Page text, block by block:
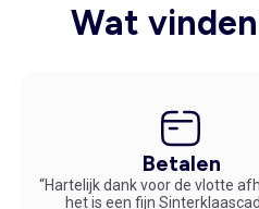
Wat
Betalen
“Hartelijk dank voor de vlotte
het is een fijn